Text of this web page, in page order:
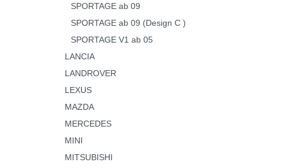
SPORTAGE ab 09
SPORTAGE ab 09 (Design C )
SPORTAGE V1 ab 05
LANCIA
LANDROVER
LEXUS
MAZDA
MERCEDES
MINI
MITSUBISHI